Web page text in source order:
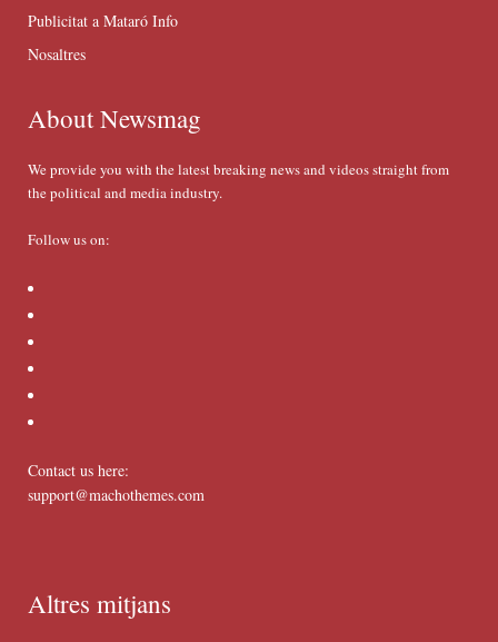
Publicitat a Mataró Info
Nosaltres
About Newsmag
We provide you with the latest breaking news and videos straight from
the political and media industry.
Follow us on:
Contact us here:
support@machothemes.com
Altres mitjans